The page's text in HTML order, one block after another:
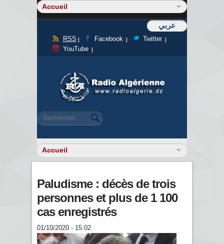
عربي
RSS Facebook
Twitter
YouTube
Formulaire de recherche
Rechercher
Paludisme : décès de trois
personnes et plus de 1 100
cas enregistrés
01/10/2020 - 15:02